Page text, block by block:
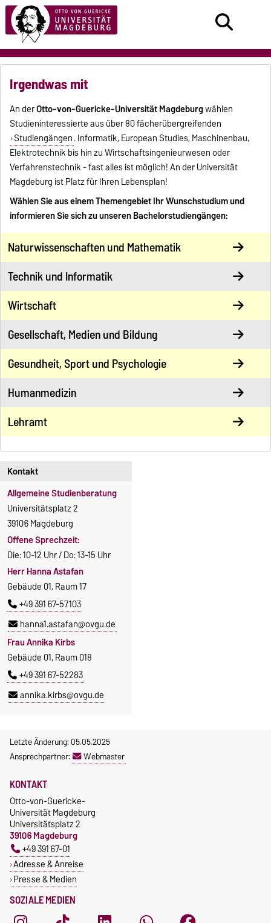
Irgendwas mit
An derOtto-von-Guericke-Universität Magdeburgwählen
Studieninteressierte aus über 80 fächerübergreifenden
Studiengängen. Informatik, European Studies, Maschinenbau,
Elektrotechnik bis hin zu Wirtschaftsingenieurwesen oder
Verfahrenstechnik - fast alles ist möglich! An der Universität
Magdeburg ist Platz für Ihren Lebensplan!
Wählen Sie aus einem Themengebiet Ihr Wunschstudium und
informieren Sie sich zu unseren Bachelorstudiengängen:
Naturwissenschaften und Mathematik
Technik und Informatik
Wirtschaft
Gesellschaft, Medien und Bildung
Gesundheit, Sport und Psychologie
Humanmedizin
Lehramt
Kontakt
Allgemeine Studienberatung
Universitätsplatz 2
39106 Magdeburg
Offene Sprechzeit:
Die: 10-12 Uhr / Do: 13-15 Uhr
Herr Hanna Astafan
Gebäude 01, Raum 17
+49 391 67-57103
hanna1.astafan@ovgu.de
Frau Annika Kirbs
Gebäude 01, Raum 018
+49 391 67-52283
annika.kirbs@ovgu.de
Letzte Änderung: 05.05.2025
Ansprechpartner:
Webmaster
SOZIALE MEDIEN
KONTAKT
Otto-von-Guericke-
Universität Magdeburg
Universitätsplatz 2
39106 Magdeburg
+49 391 67-01
Adresse & Anreise
Presse & Medien